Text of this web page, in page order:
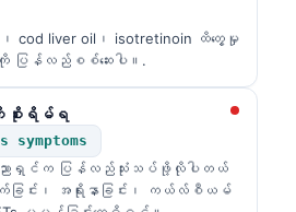
၊ cod liver oil၊ isotretinoin ထိတွေ့မှု
ပြန်လည်စစ်ဆေးပါ။.
းရိမ်ရ
symptoms
ပညာရှင်က ပြန်လည်သုံးသပ်ဖို့လိုပါတယ်
ခြင်း၊ အရိုးနာခြင်း၊ ကယ်လ်စီယမ်